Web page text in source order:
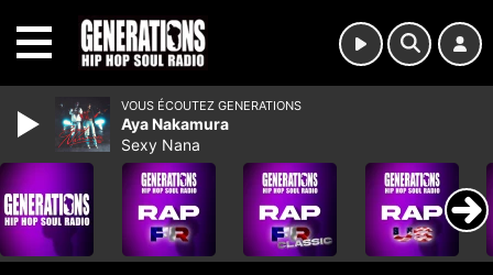
VOUS ÉCOUTEZ GENERATIONS
Aya Nakamura
Sexy Nana